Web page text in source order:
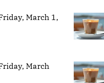
March 1,
March